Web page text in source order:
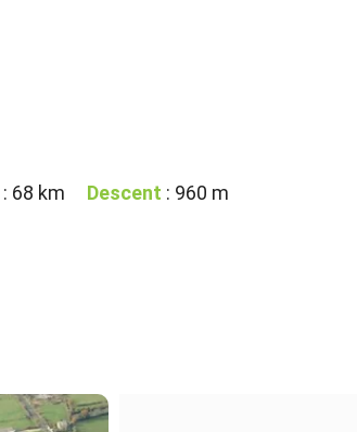
: 68 km Descent : 960 m